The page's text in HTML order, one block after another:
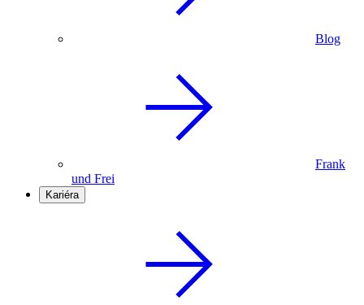
Blog
Frank
und Frei
Kariéra